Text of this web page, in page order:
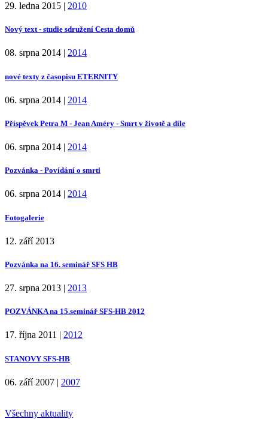
29. ledna 2015 | 2010
Nový text - studie sdružení Cesta domů
08. srpna 2014 | 2014
nové texty z časopisu ETERNITY
06. srpna 2014 | 2014
Příspěvek Petra M - Jean Améry - Smrt v životě a díle
06. srpna 2014 | 2014
Pozvánka - Povídání o smrti
06. srpna 2014 | 2014
Fotogalerie
12. září 2013
Pozvánka na 16. seminář SFS HB
27. srpna 2013 | 2013
POZVÁNKA na 15.seminář SFS-HB 2012
17. října 2011 | 2012
STANOVY SFS-HB
06. září 2007 | 2007
Všechny aktuality